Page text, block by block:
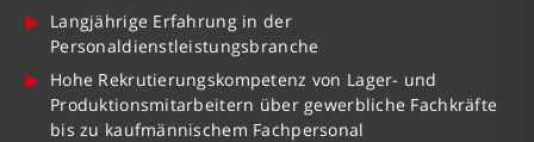
Langjährige Erfahrung in der
Personaldienstleistungsbranche
Hohe Rekrutierungskompetenz von Lager- und
Produktionsmitarbeitern über gewerbliche Fachkräfte
bis zu kaufmännischem Fachpersonal